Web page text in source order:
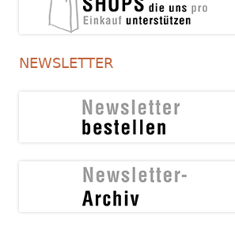
NEWSLETTER